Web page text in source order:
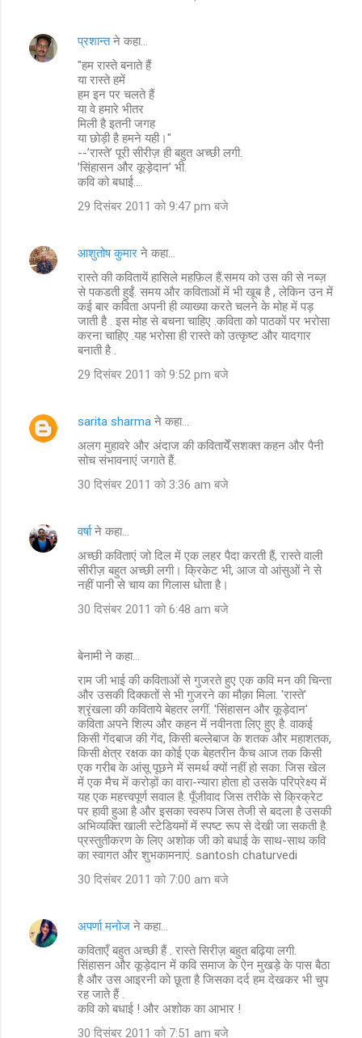
प्रशान्तने कहा…
"हम रास्ते बनाते हैं
या रास्ते हमें
हम इन पर चलते हैं
या वे हमारे भीतर
मिली है इतनी जगह
या छोड़ी है हमने यही।"
--’रास्ते’ पूरी सीरीज़ ही बहुत अच्छी लगी.
’सिंहासन और कूड़ेदान’ भी.
कवि को बधाई....
29 दिसंबर 2011 को 9:47 pm बजे
आशुतोष कुमार ने कहा…
रास्ते की कवितायें हासिले महफ़िल हैं.समय को उस की से नब्ज़
से पकडती हुईं. समय और कविताओं में भी खूब है , लेकिन उन में
कई बार कविता अपनी ही व्याख्या करते चलने के मोह में पड़
जाती है . इस मोह से बचना चाहिए .कविता को पाठकों पर भरोसा
करना चाहिए .यह भरोसा ही रास्ते को उत्कृष्ट और यादगार
बनाती है .
29 दिसंबर 2011 को 9:52 pm बजे
sarita sharma ने कहा…
अलग मुहावरे और अंदाज की कवितायेँ.सशक्त कहन और पैनी
सोच संभावनाएं जगाते हैं.
30 दिसंबर 2011 को 3:36 am बजे
वर्षाने कहा…
अच्छी कविताएं जो दिल में एक लहर पैदा करती हैं, रास्ते वाली
सीरीज़ बहुत अच्छी लगी। क्रिकेट भी, आज वो आंसुओं ने से
नहीं पानी से चाय का गिलास धोता है।
30 दिसंबर 2011 को 6:48 am बजे
बेनामी ने कहा…
राम जी भाई की कविताओं से गुजरते हुए एक कवि मन की चिन्ता
और उसकी दिक्कतों से भी गुजरने का मौक़ा मिला. 'रास्ते'
श्रृंखला की कविताये बेहतर लगीं. 'सिंहासन और कूड़ेदान'
कविता अपने शिल्प और कहन में नवीनता लिए हुए है. वाकई
किसी गेंदबाज की गेंद, किसी बल्लेबाज के शतक और महाशतक,
किसी क्षेत्र रक्षक का कोई एक बेहतरीन कैच आज तक किसी
एक गरीब के आंसू पूछने में समर्थ क्यों नहीं हो सका. जिस खेल
में एक मैच में करोड़ों का वारा-न्यारा होता हो उसके परिप्रेक्ष्य में
यह एक महत्त्वपूर्ण सवाल है. पूँजीवाद जिस तरीके से क्रिक्रेट
पर हावी हुआ है और इसका स्वरुप जिस तेजी से बदला है उसकी
अभिव्यक्ति खाली स्टेडियमों में स्पष्ट रूप से देखी जा सकती है.
प्रस्तुतीकरण के लिए अशोक जी को बधाई के साथ-साथ कवि
का स्वागत और शुभकामनाएं. santosh chaturvedi
30 दिसंबर 2011 को 7:00 am बजे
अपर्णा मनोज ने कहा…
कविताएँ बहुत अच्छी हैं . रास्ते सिरीज़ बहुत बढ़िया लगी.
सिंहासन और कूड़ेदान में कवि समाज के ऐन मुखड़े के पास बैठा
है और उस आइरनी को छूता है जिसका दर्द हम देखकर भी चुप
रह जाते हैं .
कवि को बधाई ! और अशोक का आभार !
30 दिसंबर 2011 को 7:51 am बजे